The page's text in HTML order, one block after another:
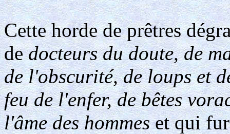
Cette horde de prêtres
dedocteurs du doute, de
de l'obscurité, de loups et
feu de l'enfer, de bêtes
l'âme des hommeset qui